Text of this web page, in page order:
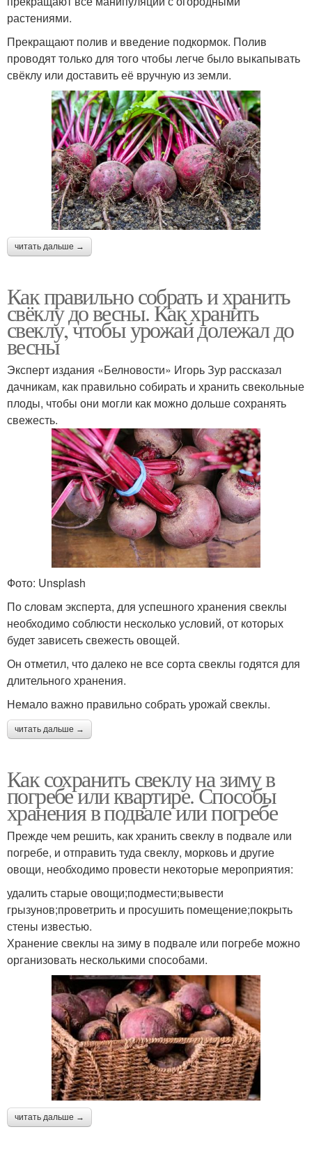
растениями.
Прекращают полив и введение подкормок. Полив
проводят только для того чтобы легче было выкапывать
свёклу или доставить её вручную из земли.
читать дальше →
Как правильно собрать и хранить
свёклу до весны. Как хранить
свеклу, чтобы урожай долежал до
весны
Эксперт издания «Белновости» Игорь Зур рассказал
дачникам, как правильно собирать и хранить свекольные
плоды, чтобы они могли как можно дольше сохранять
свежесть.
Фото: Unsplash
По словам эксперта, для успешного хранения свеклы
необходимо соблюсти несколько условий, от которых
будет зависеть свежесть овощей.
Он отметил, что далеко не все сорта свеклы годятся для
длительного хранения.
Немало важно правильно собрать урожай свеклы.
читать дальше →
Как сохранить свеклу на зиму в
погребе или квартире. Способы
хранения в подвале или погребе
Прежде чем решить, как хранить свеклу в подвале или
погребе, и отправить туда свеклу, морковь и другие
овощи, необходимо провести некоторые мероприятия:
удалить старые овощи;подмести;вывести
грызунов;проветрить и просушить помещение;покрыть
стены известью.
Хранение свеклы на зиму в подвале или погребе можно
организовать несколькими способами.
читать дальше →